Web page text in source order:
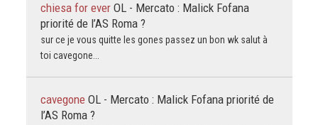
chiesa for ever OL - Mercato : Malick Fofana
priorité de l’AS Roma ?
sur ce je vous quitte les gones passez un bon wk salut à
toi cavegone...
cavegone OL - Mercato : Malick Fofana priorité de
l’AS Roma ?